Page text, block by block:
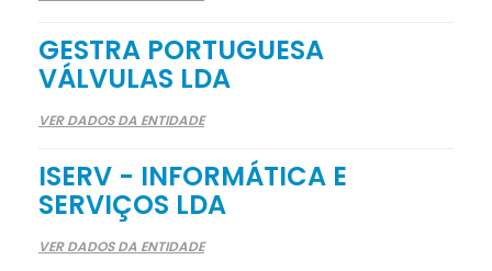
GESTRA PORTUGUESA
VÁLVULAS LDA
VER DADOS DA ENTIDADE
ISERV - INFORMÁTICA E
SERVIÇOS LDA
VER DADOS DA ENTIDADE